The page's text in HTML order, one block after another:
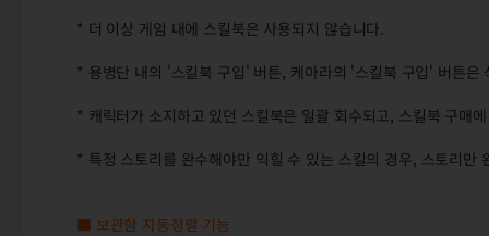
* 더 이상 게임 내에 스킬북은 사용되지 않습니다.
* 용병단 내의 '스킬북 구입' 버튼, 케아라의 '스킬북 구입' 버튼은
* 캐릭터가 소지하고 있던 스킬북은 일괄 회수되고, 스킬북 구매
* 특정 스토리를 완수해야만 익힐 수 있는 스킬의 경우, 스토리
■ 보관함 자동정렬 기능